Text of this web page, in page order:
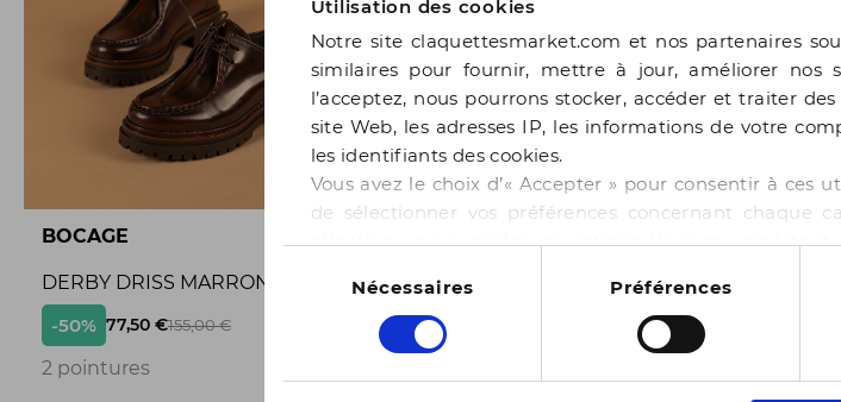
Utilisation des cookies
Notre site claquettesmarket.com et nos partenaires
similaires pour fournir, mettre à jour, améliorer nos
l’acceptez, nous pourrons stocker, accéder et traiter
site Web, les adresses IP, les informations de votre
les identifiants des cookies.
Vous avez le choix d’« Accepter » pour consentir à ces
de sélectionner vos préférences concernant chaque
sélection » pour valider vos options. Vous pouvez à
consentement
Nécessaires Préférences
BOCAGE
DERBY DRISS MARRON
-50% 77,50 €155,00 €
2 pointures
BALLERINE BAILA CHOCOLAT